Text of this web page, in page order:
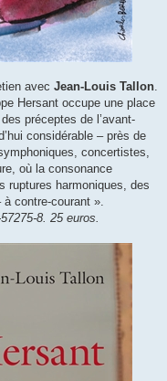
avec Jean-Louis Tallon
Hersant occupe une place
préceptes de l’avant-
considérable – près de
concertistes,
où la consonance
ruptures harmoniques, des
contre-courant ».
8. 25 euros.